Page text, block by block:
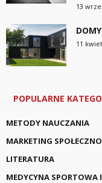
13
11
POPULARNE
METODY NAUCZANIA
MARKETING
LITERATURA
MEDYCYNA SPORTOWA